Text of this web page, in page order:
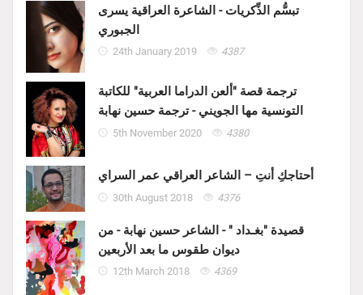
تبسُّم الذِّكريات - الشاعرة العراقية يسرى
الجبوري
24th January 2019 4387
ترجمة قصة "ألعن الدراما العربية" للكاتبة
التونسية مها الجويني - ترجمة حسين نهابة
5th November 2020 4380
أحتاجكِ أنتِ – الشاعر العراقي عمر السراي
30th August 2018 4376
قصيدة "بغـداد " - الشاعر حسين نهابة - من
ديوان طقوس ما بعد الأربعين
12th March 2018 4369